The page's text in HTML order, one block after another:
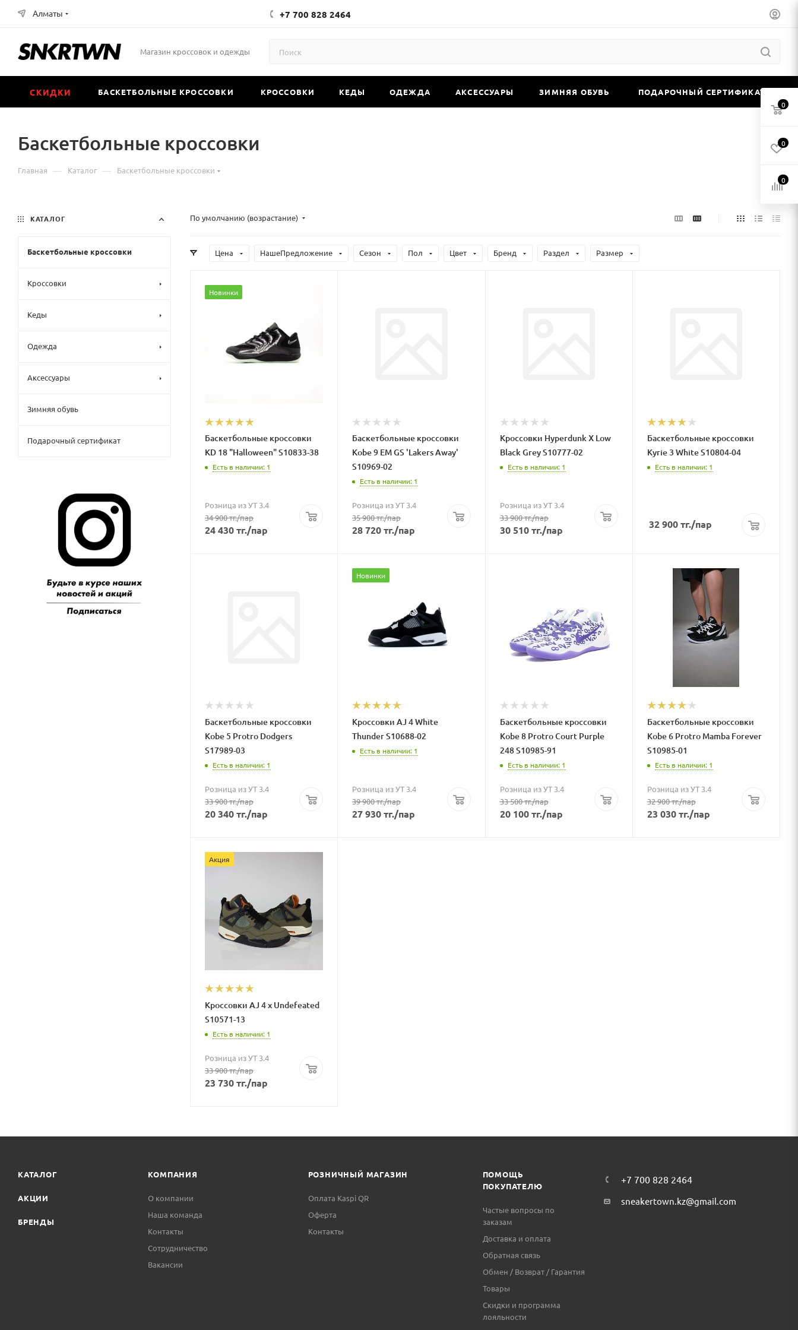
Алматы +7 700 828 2464
Магазин кроссовок и одежды
СКИДКИ БАСКЕТБОЛЬНЫЕ КРОССОВКИ КРОССОВКИ КЕДЫ ОДЕЖДА АКСЕССУАРЫ ЗИМНЯЯ ОБУВЬ ПОДАРОЧНЫЙ СЕРТИФИКАТ
Баскетбольные кроссовки
Главная — Каталог — Баскетбольные кроссовки
По умолчанию (возрастание)
Цена НашеПредложение Сезон Пол Цвет Бренд Раздел Размер
Новинки
Баскетбольные кроссовки
KD 18 "Halloween" S10833-38
Есть в наличии: 1
Розница из УТ 3.4
34 900тг./пар
24 430тг./пар
Баскетбольные кроссовки
Kobe 9 EM GS 'Lakers Away'
S10969-02
Есть в наличии: 1
Розница из УТ 3.4
35 900тг./пар
28 720тг./пар
Кроссовки Hyperdunk X Low
Black Grey S10777-02
Есть в наличии: 1
Розница из УТ 3.4
33 900тг./пар
30 510тг./пар
Баскетбольные кроссовки
Kyrie 3 White S10804-04
Есть в наличии: 1
32 900тг./пар
Баскетбольные кроссовки
Kobe 5 Protro Dodgers
S17989-03
Есть в наличии: 1
Розница из УТ 3.4
33 900тг./пар
20 340тг./пар
Новинки
Кроссовки AJ 4 White
Thunder S10688-02
Есть в наличии: 1
Розница из УТ 3.4
39 900тг./пар
27 930тг./пар
Баскетбольные кроссовки
Kobe 8 Protro Court Purple
248 S10985-91
Есть в наличии: 1
Розница из УТ 3.4
33 500тг./пар
20 100тг./пар
Баскетбольные кроссовки
Kobe 6 Protro Mamba Forever
S10985-01
Есть в наличии: 1
Розница из УТ 3.4
32 900тг./пар
23 030тг./пар
Акция
Кроссовки AJ 4 x Undefeated
S10571-13
Есть в наличии: 1
Розница из УТ 3.4
33 900тг./пар
23 730тг./пар
КАТАЛОГ
Баскетбольные кроссовки
Кроссовки
Кеды
Одежда
Аксессуары
Зимняя обувь
Подарочный сертификат
КАТАЛОГ
АКЦИИ
БРЕНДЫ
КОМПАНИЯ
О компании
Наша команда
Контакты
Сотрудничество
Вакансии
РОЗНИЧНЫЙ МАГАЗИН
Оплата Kaspi QR
Оферта
Контакты
ПОМОЩЬ
ПОКУПАТЕЛЮ
Частые вопросы по
заказам
Доставка и оплата
Обратная связь
Обмен / Возврат / Гарантия
Товары
Скидки и программа
лояльности
+7 700 828 2464
sneakertown.kz@gmail.com
0
0
0